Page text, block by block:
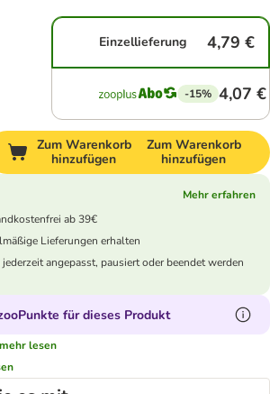
Einzellieferung 4,79 €
-15% 4,07 €
Zum Warenkorb
hinzufügen
Zum Warenkorb
hinzufügen
Mehr erfahren
ab 39€
Lieferungen erhalten
jederzeit angepasst, pausiert oder beendet werden
für dieses Produkt
mehr lesen